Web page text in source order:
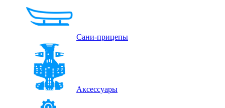
Сани-прицепы
Аксессуары